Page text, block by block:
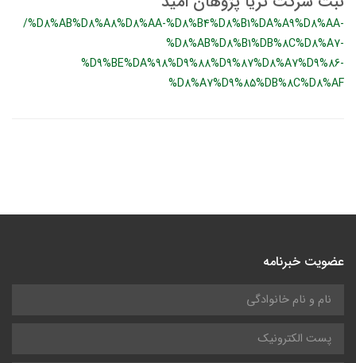
/%D8%AB%D8%A8%D8%AA-%D8%B4%D8%B1%DA%A9%D8%AA-
%D8%AB%D8%B1%DB%8C%D8%A7-
%D9%BE%DA%98%D9%88%D9%87%D8%A7%D9%86-
%D8%A7%D9%85%DB%8C%D8%AF
عضویت خبرنامه